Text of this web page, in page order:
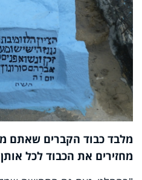
מלבד כבוד הקברים שאתם
מחזירים את הכבוד לכל